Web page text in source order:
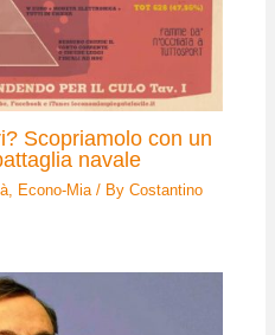
Scopriamolo con un
navale
Econo-Mia / ByCostantino